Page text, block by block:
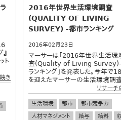
ト
き
2016年世界生活環境調査
(QUALITY OF LIVING
SURVEY) ‐都市ランキング
2016年02月23日
マーサーは「2016年世界生活環
査(Quality of Living
ランキング」を発表した。今年で
を迎えたマーサーの生活環境調
リサーチ
生活環境 都市
都市競争力
人材マネジメント
給与 給料